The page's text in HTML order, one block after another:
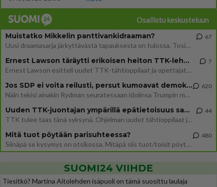
Osallistu keskusteluun
Muistatko Mikkelin panttivankidraaman?
Uusi draamasarja järkyttävästä tapauksesta on tulossa. Tositapahtumiin perustuva sarja ammentaa vuoden 1986 Mikkelin pan
67
Ernest Lawson täräytti erikoisen heiton TTK-lehdistötilaisuudessa: " Onko tässä tarkoituksena...?"
Ernest Lawson esitteli uudet TTK-tähtioppilaat ja opettajat torstaina 6.8. lehdistölle. Tulevalla kaudella on yksi hausk
7
Jos SDP ei voita reilusti, persut kumoavat demokratian Suomesta
Näin tekisi ainakin Rydman seuratessaan idolinsa Trumpin mallia https://www.is.fi/politiikka/art-2000012187244.html
620
Uuden TTK-juontajan ympärillä epätietoisuus sakenee - Nyt MTV hämmentää soppaa
TTK tulee taas tänä syksynä. Ohjelman uudet tähtioppilaat julkistetaan torstaina 6. elokuuta klo 14 alkavassa lehdistö
44
Mitä tuot pöytään parisuhteessa?
Siinäpä se kysymys on otsikossa. Mitäpä siis tuot/toisit pöytään parisuhteessa? Oletko mies vai nainen? Koetko sen mitä
480
SUOMI24 VIIHDE
Tiesitkö? Martina Aitolehden isäpuoli on tämä suosittu laulaja